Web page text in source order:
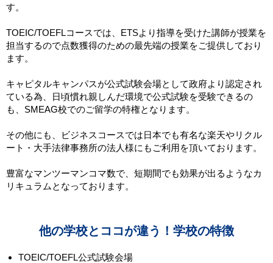
す。
TOEIC/TOEFLコースでは、ETSより指導を受けた講師が授業を
担当するので点数獲得のための最先端の授業をご提供しており
ます。
キャピタルキャンパスが公式試験会場として政府より認定され
ている為、日頃慣れ親しんだ環境で公式試験を受験できるの
も、SMEAG校でのご留学の特権となります。
その他にも、ビジネスコースでは日本でも有名な楽天やリクル
ート・大手法律事務所の法人様にもご利用を頂いております。
豊富なマンツーマンコマ数で、短期間でも効果が出るようなカ
リキュラムとなっております。
他の学校とココが違う！学校の特徴
TOEIC/TOEFL公式試験会場